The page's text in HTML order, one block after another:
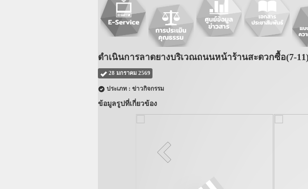
ดำเนินการลาดยางบริเวณถนนหน้าร้านสะดวกซื้อ(7-
28 มกราคม 2569
ประเภท : ข่าวกิจกรรม
ข้อมูลรูปที่เกี่ยวข้อง